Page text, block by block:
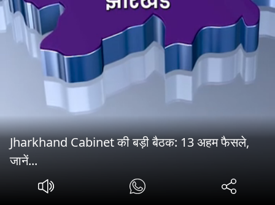
Jharkhand Cabinet की बड़ी बैठक: 13 अहम फैसले,
जानें...